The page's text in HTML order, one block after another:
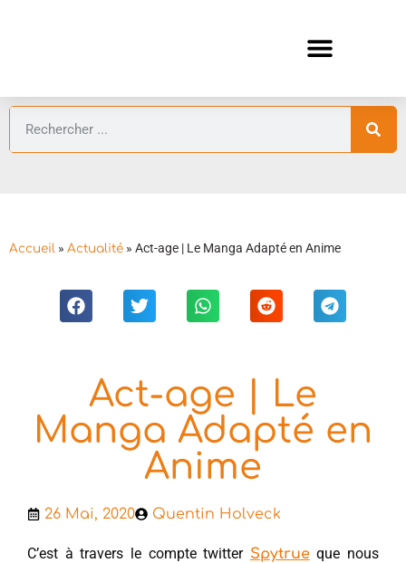
Accueil » Actualité » Act-age | Le Manga Adapté en Anime
Act-age | Le
Manga Adapté en
Anime
26 Mai, 2020 Quentin Holveck
C’est à travers le compte twitter Spytrueque nous